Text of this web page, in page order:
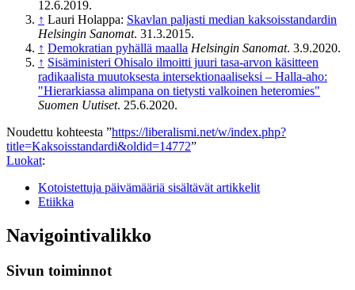
12.6.2019.
↑ Lauri Holappa: Skavlan paljasti median kaksoisstandardin
Helsingin Sanomat. 31.3.2015.
↑ Demokratian pyhällä maalla Helsingin Sanomat. 3.9.2020.
↑ Sisäministeri Ohisalo ilmoitti juuri tasa-arvon käsitteen
radikaalista muutoksesta intersektionaaliseksi – Halla-aho:
"Hierarkiassa alimpana on tietysti valkoinen heteromies"
Suomen Uutiset. 25.6.2020.
Noudettu kohteesta ”https://liberalismi.net/w/index.php?
title=Kaksoisstandardi&oldid=14772”
Luokat:
Kotoistettuja päivämääriä sisältävät artikkelit
Etiikka
Navigointivalikko
Sivun toiminnot